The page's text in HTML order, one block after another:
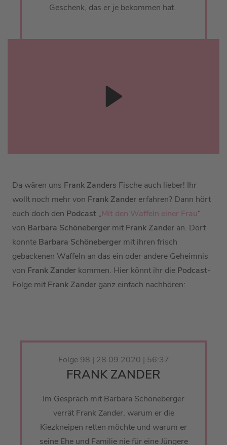
Geschenk, das er je bekommen hat.
Da wären uns Frank Zanders Fische auch lieber! Ihr
wollt noch mehr von Frank Zander erfahren? Dann hört
euch doch den Podcast „Mit den Waffeln einer Frau“
von Barbara Schöneberger mit Frank Zander an. Dort
konnte Barbara Schöneberger mit ihren frisch
gebackenen Waffeln an das ein oder andere Geheimnis
von Frank Zander kommen. Hier könnt ihr die Podcast-
Folge mit Frank Zander ganz einfach nachhören:
Folge 98 | 28.09.2020 | 56:37
FRANK ZANDER
Im Gespräch mit Barbara Schöneberger
verrät Frank Zander, warum er die
Kiezkneipen retten möchte und warum er
seine Ehe und Familie nie für eine Jüngere